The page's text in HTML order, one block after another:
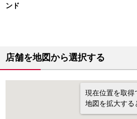
ンド
店舗を地図から選択する
現在位置を取得
地図を拡大する